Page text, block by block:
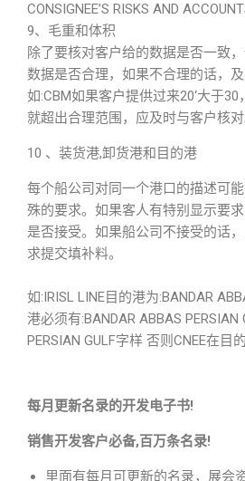
CONSIGNEE’S RISKS AND
9、毛重和体积
除了要核对客户给的数据是否一致
数据是否合理，如果不合理的话，
如:CBM如果客户提供过来20‘大于30
就超出合理范围，应及时与客户核对
10 、装货港,卸货港和目的港
每个船公司对同一个港口的描述可
殊的要求。如果客人有特别显示要
是否接受。如果船公司不接受的话
求提交填补料。
如:IRISL LINE目的港为:BANDAR
港必须有:BANDAR ABBAS PERSIAN
PERSIAN GULF字样 否则CNEE在目
每月更新名录的开发电子书!
销售开发客户必备,百万条名录!
里面有每月可更新的名录，展会